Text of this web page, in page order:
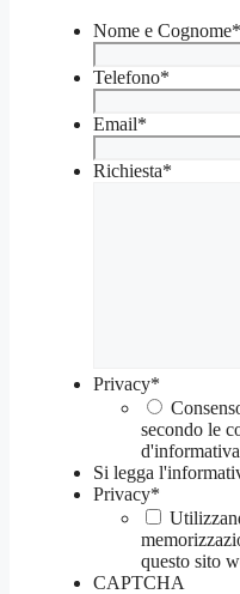
Nome e Cognome*
Telefono*
Email*
Richiesta*
Privacy*
secondo le
Si legga
Privacy*
questo sito
CAPTCHA